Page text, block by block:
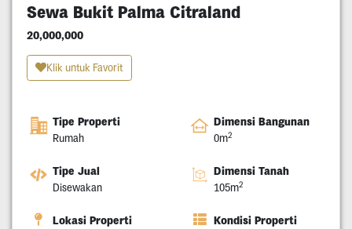
Sewa Bukit Palma Citraland
20,000,000
Klik untuk Favorit
Tipe Properti
Rumah
Dimensi Bangunan
0m2
Tipe Jual
Disewakan
Dimensi Tanah
105m2
Lokasi Properti Kondisi Properti